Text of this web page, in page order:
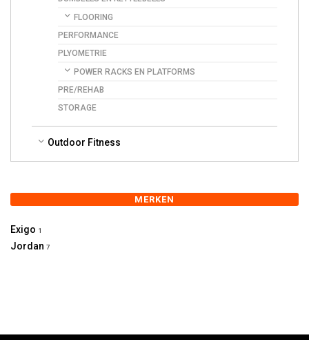
FLOORING
PERFORMANCE
PLYOMETRIE
POWER RACKS EN PLATFORMS
PRE/REHAB
STORAGE
Outdoor Fitness
MERKEN
Exigo 1
Jordan 7